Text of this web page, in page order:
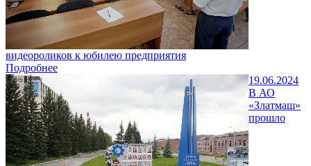
видеороликов к юбилею предприятия
Подробнее
19.06.2024
В АО
«Златмаш»
прошло